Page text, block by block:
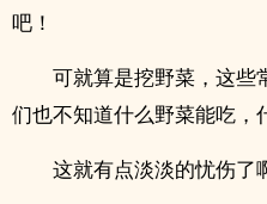
吧！
可就算是挖野菜，这些
们也不知道什么野菜能吃，
这就有点淡淡的忧伤了